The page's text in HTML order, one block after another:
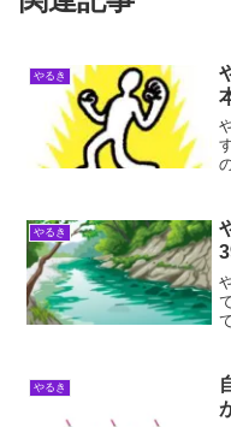
やるき
やるき
やるき